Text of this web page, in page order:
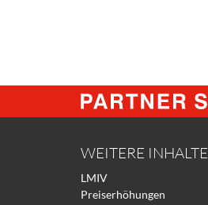
WEITERE INHALTE
LMIV
Preiserhöhungen